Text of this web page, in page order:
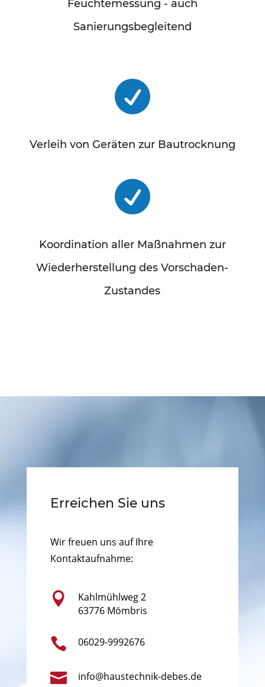
Feuchtemessung - auch
Sanierungsbegleitend

Verleih von Geräten zur Bautrocknung

Koordination aller Maßnahmen zur
Wiederherstellung des Vorschaden-
Zustandes
Erreichen Sie uns
Wir freuen uns auf Ihre
Kontaktaufnahme:

Kahlmühlweg 2
63776 Mömbris
 06029-9992676
 info@haustechnik-debes.de